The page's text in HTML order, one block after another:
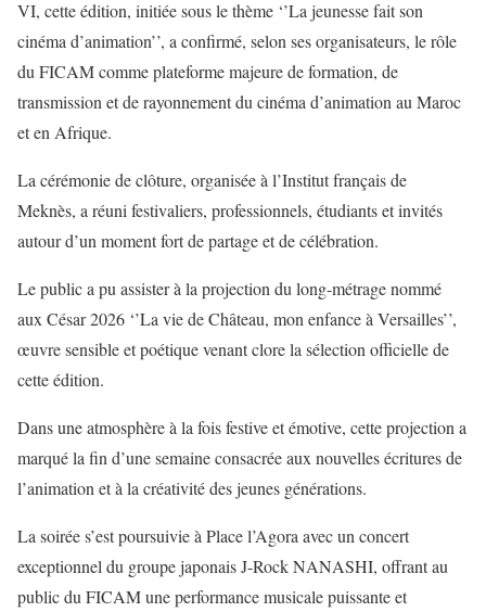
VI, cette édition, initiée sous le thème ‘’La jeunesse fait son
cinéma d’animation’’, a confirmé, selon ses organisateurs, le rôle
du FICAM comme plateforme majeure de formation, de
transmission et de rayonnement du cinéma d’animation au Maroc
et en Afrique.
La cérémonie de clôture, organisée à l’Institut français de
Meknès, a réuni festivaliers, professionnels, étudiants et invités
autour d’un moment fort de partage et de célébration.
Le public a pu assister à la projection du long-métrage nommé
aux César 2026 ‘’La vie de Château, mon enfance à Versailles’’,
œuvre sensible et poétique venant clore la sélection officielle de
cette édition.
Dans une atmosphère à la fois festive et émotive, cette projection a
marqué la fin d’une semaine consacrée aux nouvelles écritures de
l’animation et à la créativité des jeunes générations.
La soirée s’est poursuivie à Place l’Agora avec un concert
exceptionnel du groupe japonais J-Rock NANASHI, offrant au
public du FICAM une performance musicale puissante et